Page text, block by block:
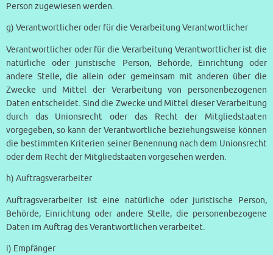
Person zugewiesen werden.
g) Verantwortlicher oder für die Verarbeitung Verantwortlicher
Verantwortlicher oder für die Verarbeitung Verantwortlicher ist die
natürliche oder juristische Person, Behörde, Einrichtung oder
andere Stelle, die allein oder gemeinsam mit anderen über die
Zwecke und Mittel der Verarbeitung von personenbezogenen
Daten entscheidet. Sind die Zwecke und Mittel dieser Verarbeitung
durch das Unionsrecht oder das Recht der Mitgliedstaaten
vorgegeben, so kann der Verantwortliche beziehungsweise können
die bestimmten Kriterien seiner Benennung nach dem Unionsrecht
oder dem Recht der Mitgliedstaaten vorgesehen werden.
h) Auftragsverarbeiter
Auftragsverarbeiter ist eine natürliche oder juristische Person,
Behörde, Einrichtung oder andere Stelle, die personenbezogene
Daten im Auftrag des Verantwortlichen verarbeitet.
i) Empfänger